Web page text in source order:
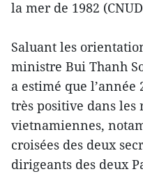
la mer de 1982
Saluant les
ministre Bui Thanh
a estimé que l’année
très positive dans les
vietnamiennes,
croisées des deux
dirigeants des deux